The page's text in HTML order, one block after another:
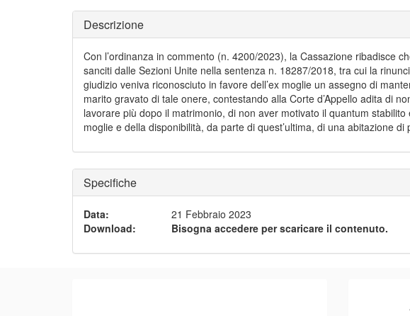
Descrizione
Con l’ordinanza in commento (n. 4200/2023), la Cassazione ribadisce
sanciti dalle Sezioni Unite nella sentenza n. 18287/2018, tra cui la
giudizio veniva riconosciuto in favore dell’ex moglie un assegno di
marito gravato di tale onere, contestando alla Corte d’Appello adita di
lavorare più dopo il matrimonio, di non aver motivato il quantum
moglie e della disponibilità, da parte di quest’ultima, di una abitazione di
Specifiche
Data:
21 Febbraio 2023
Download: Bisogna accedere per scaricare il contenuto.